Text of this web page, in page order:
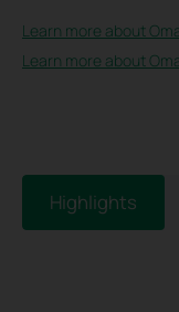
Learn more about
Learn more about
Highlights